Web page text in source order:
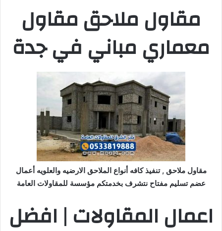
مقاول ملاحق مقاول
معماري مباني في جدة
مقاول ملاحق , تنفيذ كافه أنواع الملاحق الارضيه والعلويه أعمال
عضم تسليم مفتاح نتشرف بخدمتكم مؤسسة للمقاولات العامة
اعمال المقاولات | افضل